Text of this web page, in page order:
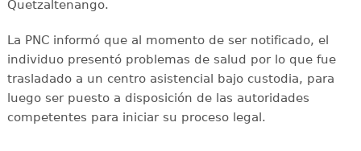
Quetzaltenango.
La PNC informó que al momento de ser notificado, el
individuo presentó problemas de salud por lo que fue
trasladado a un centro asistencial bajo custodia, para
luego ser puesto a disposición de las autoridades
competentes para iniciar su proceso legal.